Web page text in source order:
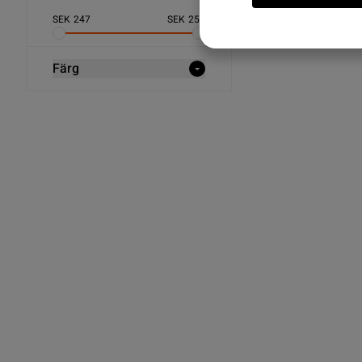
SEK 247 SEK 256
Färg
Snabba leveranser ✓